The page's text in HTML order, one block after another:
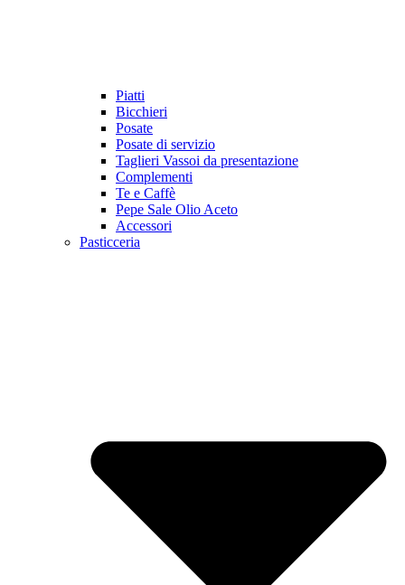
Piatti
Bicchieri
Posate
Posate di servizio
Taglieri Vassoi da presentazione
Complementi
Te e Caffè
Pepe Sale Olio Aceto
Accessori
Pasticceria